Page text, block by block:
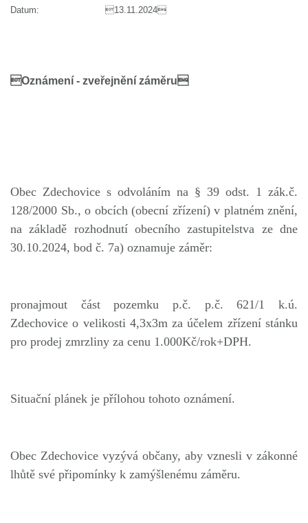
Datum:
13.11.2024
Oznámení - zveřejnění záměru
Obec Zdechovice s odvoláním na § 39 odst. 1 zák.č.
128/2000 Sb., o obcích (obecní zřízení) v platném znění,
na základě rozhodnutí obecního zastupitelstva ze dne
30.10.2024, bod č. 7a) oznamuje záměr:
pronajmout část pozemku p.č. p.č. 621/1 k.ú.
Zdechovice o velikosti 4,3x3m za účelem zřízení stánku
pro prodej zmrzliny za cenu 1.000Kč/rok+DPH.
Situační plánek je přílohou tohoto oznámení.
Obec Zdechovice vyzývá občany, aby vznesli v zákonné
lhůtě své připomínky k zamýšlenému záměru.